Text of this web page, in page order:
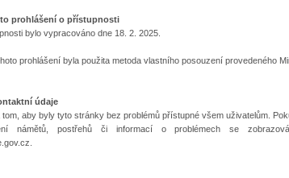
prohlášení o přístupnosti
bylo vypracováno dne 18. 2. 2025.
prohlášení byla použita metoda vlastního posouzení provedeného
údaje
tom, aby byly tyto stránky bez problémů přístupné všem uživatelům.
námětů, postřehů či informací o problémech se